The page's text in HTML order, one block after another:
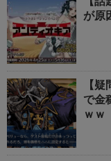
が原
【
で金
ｗｗ